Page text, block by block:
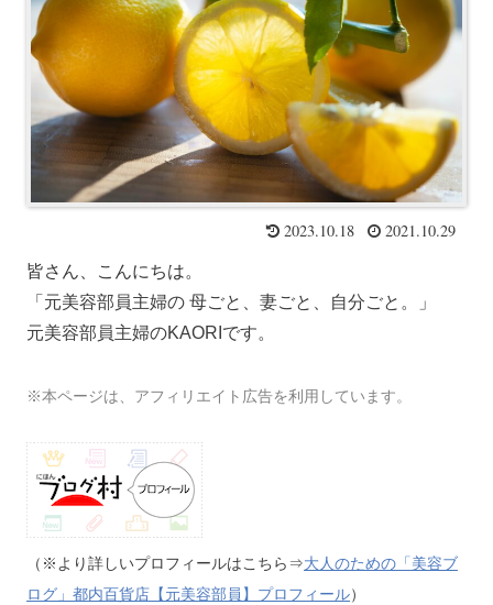
2023.10.18 2021.10.29
皆さん、こんにちは。
「元美容部員主婦の 母ごと、妻ごと、自分ごと。」
元美容部員主婦のKAORIです。
※本ページは、アフィリエイト広告を利用しています。
（※より詳しいプロフィールはこちら⇒大人のための「美容ブ
ログ」都内百貨店【元美容部員】プロフィール）